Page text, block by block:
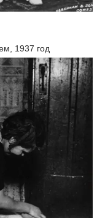
1937 год